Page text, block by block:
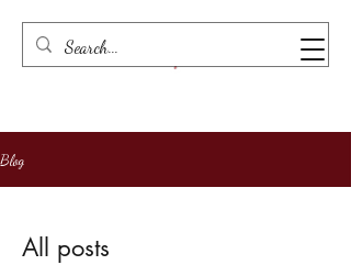
Blog
All posts